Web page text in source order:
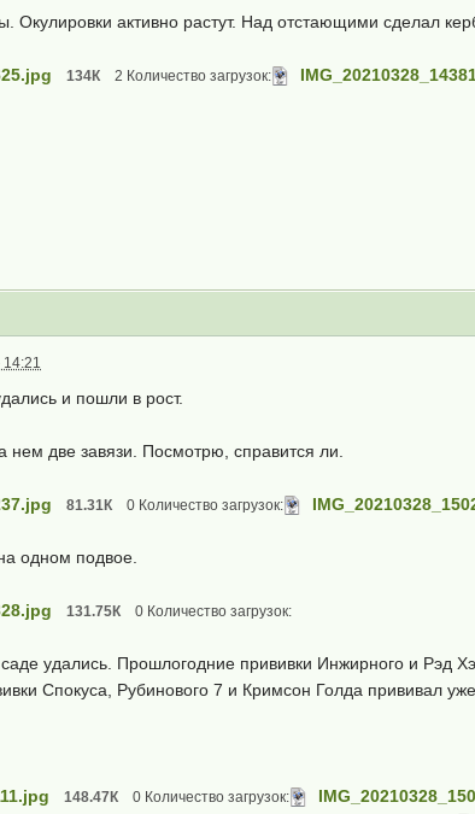
Окулировки активно растут. Над отстающими сделал
134К 2 Количество загрузок:
14:21
и пошли в рост.
нем две завязи. Посмотрю, справится ли.
81.31К 0 Количество загрузок:
одном подвое.
131.75К 0 Количество загрузок:
удались. Прошлогодние прививки Инжирного и Рэд
Спокуса, Рубинового 7 и Кримсон Голда прививал
148.47К 0 Количество загрузок: